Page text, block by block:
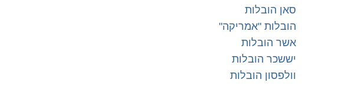
סאן הובלות
הובלות "אמריקה"
אשר הובלות
יששכר הובלות
וולפסון הובלות